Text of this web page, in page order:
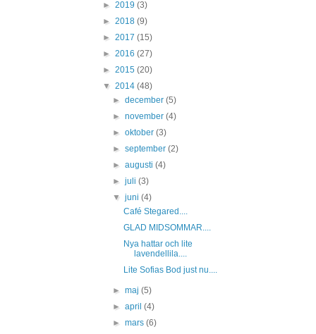
► 2019 (3)
► 2018 (9)
► 2017 (15)
► 2016 (27)
► 2015 (20)
▼ 2014 (48)
►december(5)
►november(4)
►oktober(3)
►september(2)
►augusti(4)
►juli(3)
▼juni(4)
Café Stegared....
GLAD MIDSOMMAR....
Nya hattar och lite
lavendellila....
Lite Sofias Bod just nu....
►maj(5)
►april(4)
►mars(6)